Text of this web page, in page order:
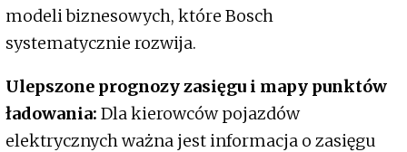
modeli biznesowych, które Bosch
systematycznie rozwija.
Ulepszone prognozy zasięgu i mapy punktów
ładowania: Dla kierowców pojazdów
elektrycznych ważna jest informacja o zasięgu